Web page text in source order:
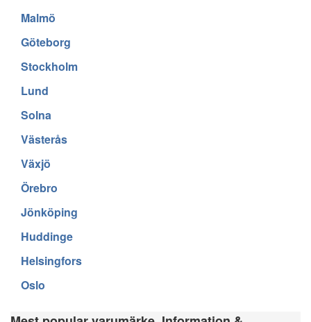
Malmö
Göteborg
Stockholm
Lund
Solna
Västerås
Växjö
Örebro
Jönköping
Huddinge
Helsingfors
Oslo